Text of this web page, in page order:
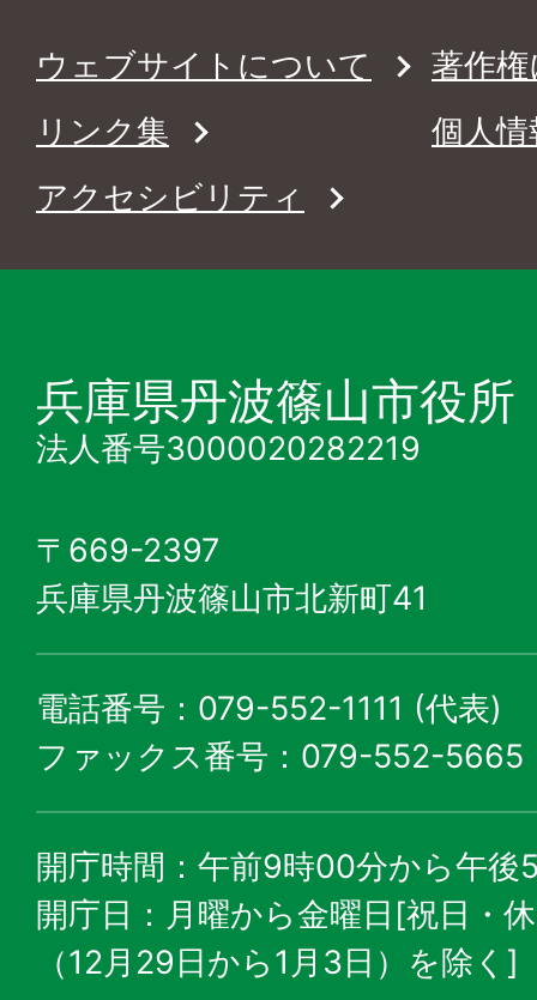
ウェブサイトについて
著作
リンク集
個人
アクセシビリティ
兵庫県丹波篠山市役所
法人番号3000020282219
〒669-2397
兵庫県丹波篠山市北新町41
電話番号：079-552-1111 (代表)
ファックス番号：079-552-5665
開庁時間：午前9時00分から午後
開庁日：月曜から金曜日[祝日・
（12月29日から1月3日）を除く]